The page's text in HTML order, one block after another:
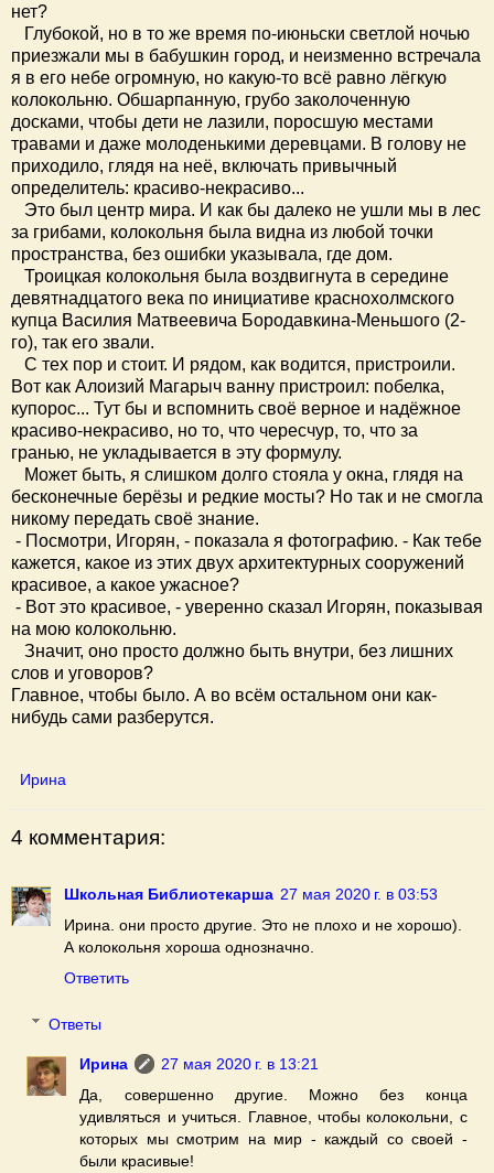
нет?
Глубокой, но в то же время по-июньски светлой ночью
приезжали мы в бабушкин город, и неизменно встречала
я в его небе огромную, но какую-то всё равно лёгкую
колокольню. Обшарпанную, грубо заколоченную
досками, чтобы дети не лазили, поросшую местами
травами и даже молоденькими деревцами. В голову не
приходило, глядя на неё, включать привычный
определитель: красиво-некрасиво...
Это был центр мира. И как бы далеко не ушли мы в лес
за грибами, колокольня была видна из любой точки
пространства, без ошибки указывала, где дом.
Троицкая колокольня была воздвигнута в середине
девятнадцатого века по инициативе краснохолмского
купца Василия Матвеевича Бородавкина-Меньшого (2-
го), так его звали.
С тех пор и стоит. И рядом, как водится, пристроили.
Вот как Алоизий Магарыч ванну пристроил: побелка,
купорос... Тут бы и вспомнить своё верное и надёжное
красиво-некрасиво, но то, что чересчур, то, что за
гранью, не укладывается в эту формулу.
Может быть, я слишком долго стояла у окна, глядя на
бесконечные берёзы и редкие мосты? Но так и не смогла
никому передать своё знание.
- Посмотри, Игорян, - показала я фотографию. - Как тебе
кажется, какое из этих двух архитектурных сооружений
красивое, а какое ужасное?
- Вот это красивое, - уверенно сказал Игорян, показывая
на мою колокольню.
Значит, оно просто должно быть внутри, без лишних
слов и уговоров?
Главное, чтобы было. А во всём остальном они как-
нибудь сами разберутся.
Ирина
4 комментария:
Школьная Библиотекарша 27 мая 2020 г. в 03:53
Ирина. они просто другие. Это не плохо и не хорошо).
А колокольня хороша однозначно.
Ответить
Ответы
Ирина
27 мая 2020 г. в 13:21
Да, совершенно другие. Можно без конца
удивляться и учиться. Главное, чтобы колокольни, с
которых мы смотрим на мир - каждый со своей -
были красивые!